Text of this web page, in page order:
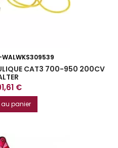
CAT3 700-950 200CV
€
au panier